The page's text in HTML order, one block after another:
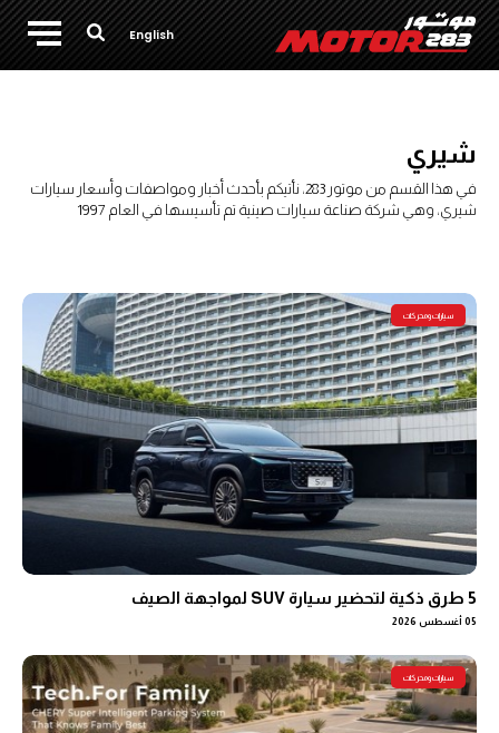
English
شيري
في هذا القسم من موتور 283، نأتيكم بأحدث أخبار ومواصفات وأسعار سيارات
شيري، وهي شركة صناعة سيارات صينية تم تأسيسها في العام 1997
سيارات ومحركات
5 طرق ذكية لتحضير سيارة SUV لمواجهة الصيف
05 أغسطس 2026
سيارات ومحركات